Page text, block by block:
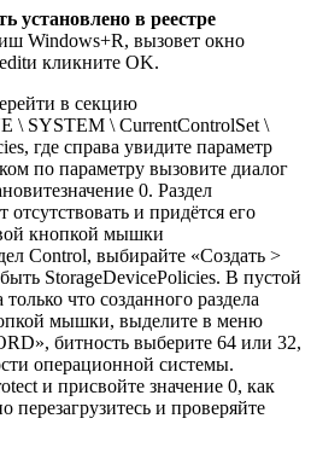
установлено в реестре
Windows+R, вызовет окно
кликните OK.
в секцию
SYSTEM \ CurrentControlSet \
где справа увидите параметр
по параметру вызовите диалог
0. Раздел
и придётся его
кнопкой мышки
Control, выбирайте «Создать >
StorageDevicePolicies. В пустой
что созданного раздела
мышки, выделите в меню
битность выберите 64 или 32,
операционной системы.
и присвойте значение 0, как
перезагрузитесь и проверяйте